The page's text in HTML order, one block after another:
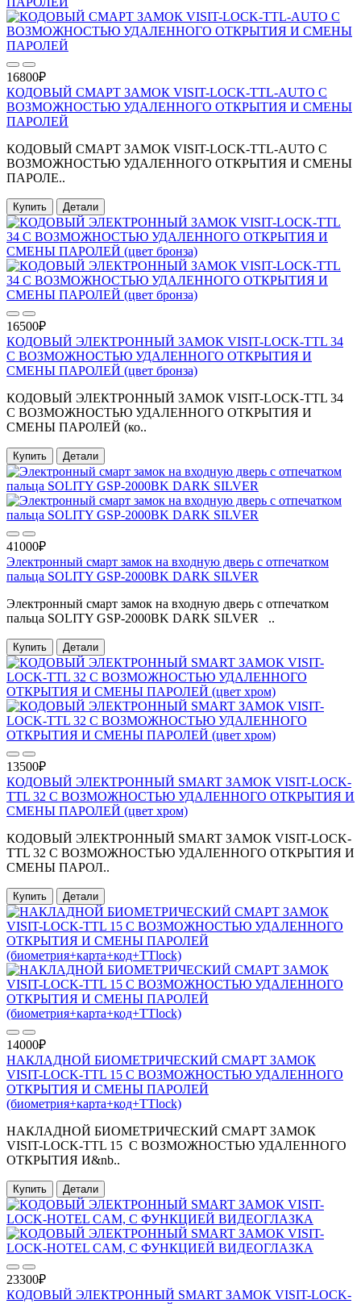
16800₽
КОДОВЫЙ СМАРТ ЗАМОК VISIT-LOCK-TTL-AUTO С
ВОЗМОЖНОСТЬЮ УДАЛЕННОГО ОТКРЫТИЯ И СМЕНЫ
ПАРОЛЕЙ
КОДОВЫЙ СМАРТ ЗАМОК VISIT-LOCK-TTL-AUTO С
ВОЗМОЖНОСТЬЮ УДАЛЕННОГО ОТКРЫТИЯ И СМЕНЫ
ПАРОЛЕ..
Купить Детали
16500₽
КОДОВЫЙ ЭЛЕКТРОННЫЙ ЗАМОК VISIT-LOCK-TTL 34
С ВОЗМОЖНОСТЬЮ УДАЛЕННОГО ОТКРЫТИЯ И
СМЕНЫ ПАРОЛЕЙ (цвет бронза)
КОДОВЫЙ ЭЛЕКТРОННЫЙ ЗАМОК VISIT-LOCK-TTL 34
С ВОЗМОЖНОСТЬЮ УДАЛЕННОГО ОТКРЫТИЯ И
СМЕНЫ ПАРОЛЕЙ (ко..
Купить Детали
41000₽
Электронный смарт замок на входную дверь с отпечатком
пальца SOLITY GSP-2000BK DARK SILVER
Электронный смарт замок на входную дверь с отпечатком
пальца SOLITY GSP-2000BK DARK SILVER ..
Купить Детали
13500₽
КОДОВЫЙ ЭЛЕКТРОННЫЙ SMART ЗАМОК VISIT-LOCK-
TTL 32 С ВОЗМОЖНОСТЬЮ УДАЛЕННОГО ОТКРЫТИЯ И
СМЕНЫ ПАРОЛЕЙ (цвет хром)
КОДОВЫЙ ЭЛЕКТРОННЫЙ SMART ЗАМОК VISIT-LOCK-
TTL 32 С ВОЗМОЖНОСТЬЮ УДАЛЕННОГО ОТКРЫТИЯ И
СМЕНЫ ПАРОЛ..
Купить Детали
14000₽
НАКЛАДНОЙ БИОМЕТРИЧЕСКИЙ СМАРТ ЗАМОК
VISIT-LOCK-TTL 15 С ВОЗМОЖНОСТЬЮ УДАЛЕННОГО
ОТКРЫТИЯ И СМЕНЫ ПАРОЛЕЙ
(биометрия+карта+код+TTlock)
НАКЛАДНОЙ БИОМЕТРИЧЕСКИЙ СМАРТ ЗАМОК
VISIT-LOCK-TTL 15 С ВОЗМОЖНОСТЬЮ УДАЛЕННОГО
ОТКРЫТИЯ И&nb..
Купить Детали
23300₽
КОДОВЫЙ ЭЛЕКТРОННЫЙ SMART ЗАМОК VISIT-LOCK-